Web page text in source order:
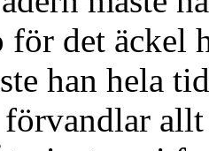
det äckel
han hela
förvandlar